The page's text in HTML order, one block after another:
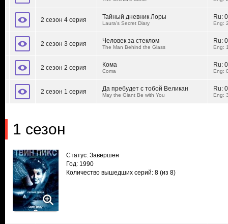
2 сезон 4 серия Тайный дневник Лоры
Laura's Secret Diary
Ru:
Eng:
2 сезон 3 серия Человек за стеклом
The Man Behind the Glass
Ru:
Eng:
2 сезон 2 серия Кома
Coma
Ru:
Eng:
2 сезон 1 серия Да пребудет с тобой Великан
May the Giant Be with You
Ru:
Eng:
1 сезон
Статус: Завершен
Год: 1990
Количество вышедших серий: 8 (из 8)